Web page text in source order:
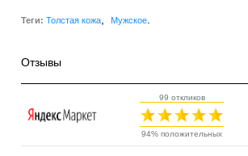
Теги: Толстая кожа Мужское.
Отзывы
99 откликов
94% положительных